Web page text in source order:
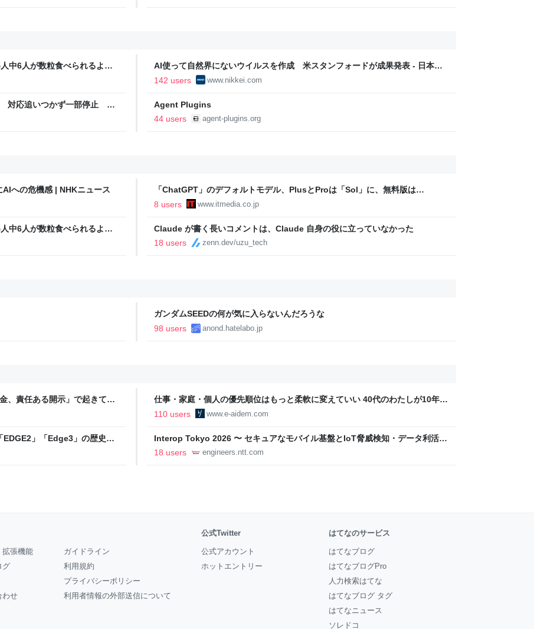
中6人が数粒食べられるよう
AI使って自然界にないウイルスを作成 米スタンフォードが成果発表 - 日本経
済新聞
142 users www.nikkei.com
対応追いつかず一部停止
Agent Plugins
44 users
agent-plugins.org
への危機感 | NHKニュース
「ChatGPT」のデフォルトモデル、PlusとProは「Sol」に、無料版は
「Luna」でテキストチャット無制限に
8 users www.itmedia.co.jp
中6人が数粒食べられるよう
Claude が書く長いコメントは、Claude 自身の役に立っていなかった
18 users
zenn.dev/uzu_tech
ガンダムSEEDの何が気に入らないんだろうな
98 users
anond.hatelabo.jp
、責任ある開示」で起きてい
仕事・家庭・個人の優先順位はもっと柔軟に変えていい 40代のわたしが10年後
の自分に伝えたいこと - りっすん by イーアイデム
110 users www.e-aidem.com
」「Edge3」の歴史に
Interop Tokyo 2026 〜 セキュアなモバイル基盤とIoT脅威検知・データ利活用
への取り組み 〜 - NTT docomo Business Engineers' Blog
18 users engineers.ntt.com
拡張機能
グ
わせ
ガイドライン
利用規約
プライバシーポリシー
利用者情報の外部送信について
公式Twitter
公式アカウント
ホットエントリー
はてなのサービス
はてなブログ
はてなブログPro
人力検索はてな
はてなブログ タグ
はてなニュース
ソレドコ